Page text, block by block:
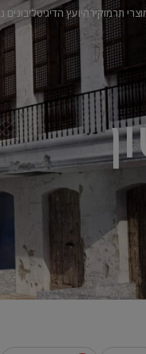
תרמוקירהיועץ הדיגיטליבונים